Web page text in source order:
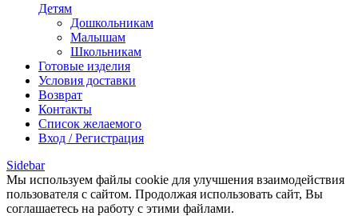
Детям
Дошкольникам
Малышам
Школьникам
Готовые изделия
Условия доставки
Возврат
Контакты
Список желаемого
Вход / Регистрация
Sidebar
Мы используем файлы cookie для улучшения взаимодействия
пользователя с сайтом. Продолжая использовать сайт, Вы
соглашаетесь на работу с этими файлами.